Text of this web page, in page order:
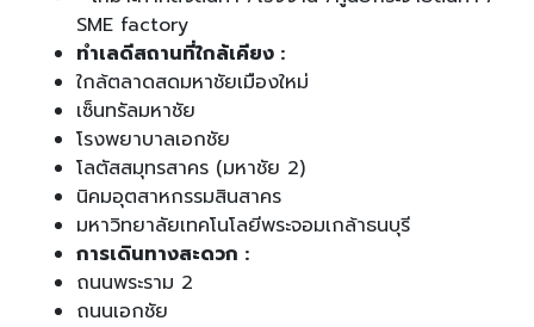
SME factory
ทำเลดีสถานที่ใกล้เคียง :
ใกล้ตลาดสดมหาชัยเมืองใหม่
เซ็นทรัลมหาชัย
โรงพยาบาลเอกชัย
โลตัสสมุทรสาคร (มหาชัย 2)
นิคมอุตสาหกรรมสินสาคร
มหาวิทยาลัยเทคโนโลยีพระจอมเกล้าธนบุรี
การเดินทางสะดวก :
ถนนพระราม 2
ถนนเอกชัย